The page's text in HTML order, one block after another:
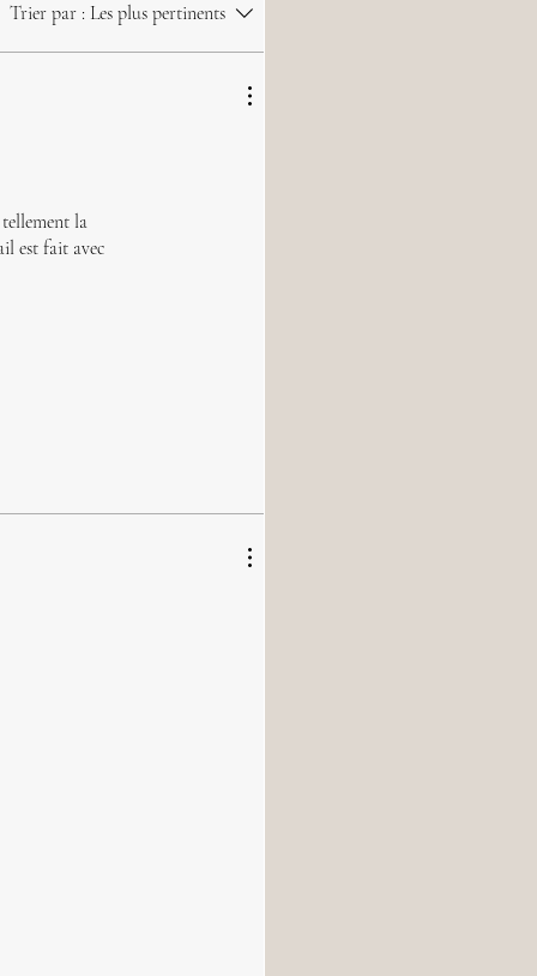
Trier par : Les plus pertinents
la
est fait avec